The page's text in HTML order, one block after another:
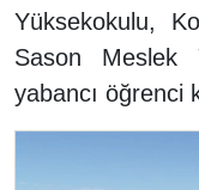
Yüksekokulu,
Sason Meslek
yabancı öğrenci